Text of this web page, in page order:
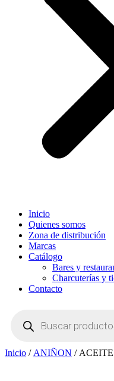
Inicio
Quienes somos
Zona de distribución
Marcas
Catálogo
Bares y
Charcuterías y
Contacto
productos
Inicio / ANIÑON /